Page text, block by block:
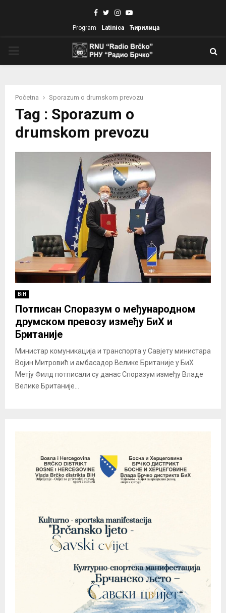
Facebook
TwitterInstagram
Youtube
Program Latinica Ћирилица
Početna Sporazum o drumskom prevozu
Tag : Sporazum o
drumskom prevozu
BiH
Потписан Споразум о међународном
друмском превозу између БиХ и
Британије
Министар комуникација и транспорта у Савјету министара
Војин Митровић и амбасадор Велике Британије у БиХ
Метју Филд потписали су данас Споразум између Владе
Велике Британије...